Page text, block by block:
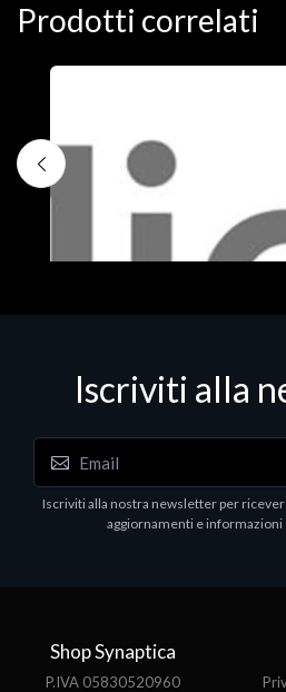
Prodotti correlati
Software - Office Productivity
MS OFFICE H&S 2021 ESD
Iscriviti alla
Iscriviti alla nostra newsletter per
aggiornamenti e informazioni
Shop Synaptica
P.IVA 05830520960